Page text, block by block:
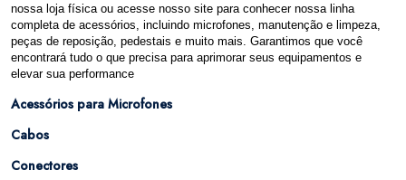
nossa loja física ou acesse nosso site para conhecer nossa linha
completa de acessórios, incluindo microfones, manutenção e limpeza,
peças de reposição, pedestais e muito mais. Garantimos que você
encontrará tudo o que precisa para aprimorar seus equipamentos e
elevar sua performance
Acessórios para Microfones
Cabos
Conectores